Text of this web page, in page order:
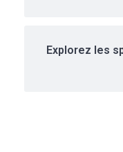
Explorez les